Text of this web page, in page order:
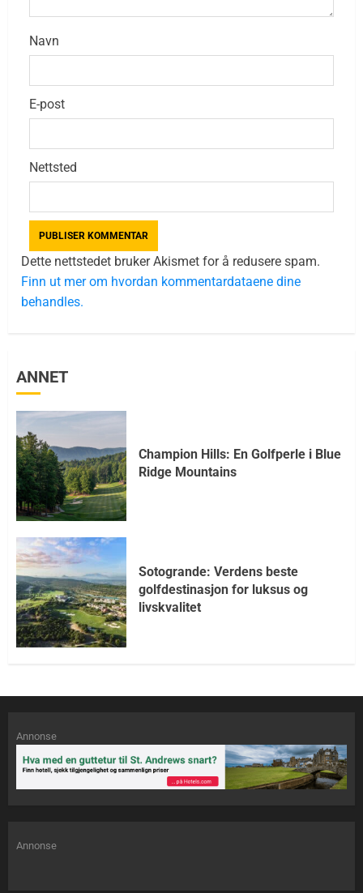
Navn
E-post
Nettsted
Dette nettstedet bruker Akismet for å redusere spam.
Finn ut mer om hvordan kommentardataene dine
behandles.
ANNET
Champion Hills: En Golfperle i Blue
Ridge Mountains
Sotogrande: Verdens beste
golfdestinasjon for luksus og
livskvalitet
Annonse
Annonse